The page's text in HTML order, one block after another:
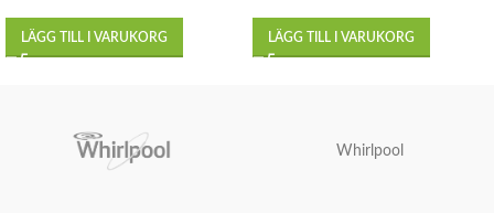
LÄGG TILL I VARUKORG LÄGG TILL I VARUKORG
Whirlpool